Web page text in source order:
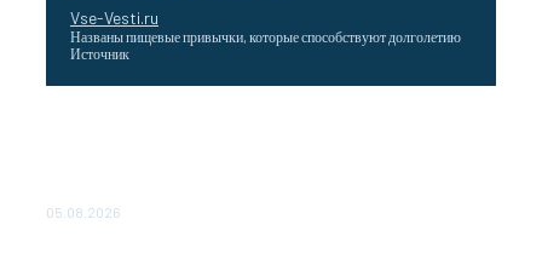
Vse-Vesti.ru
Названы пищевые привычки, которые способствуют долголетию
Источник
05.08.2026